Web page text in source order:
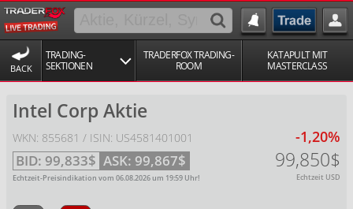
BACK
TRADING-
SEKTIONEN
TRADERFOX TRADING-
ROOM
KATAPULT MIT
MASTERCLASS
Intel Corp Aktie
WKN: 855681 / ISIN: US4581401001
BID: 99,833$ ASK: 99,867$
Echtzeit-Preisindikation vom 06.08.2026um 19:59 Uhr!
-1,20%
99,850$
Echtzeit USD